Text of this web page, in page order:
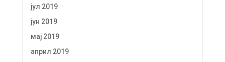
јул 2019
јун 2019
мај 2019
април 2019